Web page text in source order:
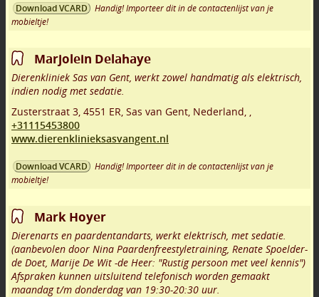
Download VCARD
Handig! Importeer dit in de contactenlijst van je
mobieltje!
Marjolein Delahaye
Dierenkliniek Sas van Gent, werkt zowel handmatig als elektrisch,
indien nodig met sedatie.
Zusterstraat 3 4551 ER Sas van Gent Nederland,
+31115453800
www.dierenklinieksasvangent.nl
Download VCARD
Handig! Importeer dit in de contactenlijst van je
mobieltje!
Mark Hoyer
Dierenarts en paardentandarts, werkt elektrisch, met sedatie.
(aanbevolen door Nina Paardenfreestyletraining, Renate Spoelder-
de Doet, Marije De Wit -de Heer: "Rustig persoon met veel kennis")
Afspraken kunnen uitsluitend telefonisch worden gemaakt
maandag t/m donderdag van 19:30-20:30 uur.